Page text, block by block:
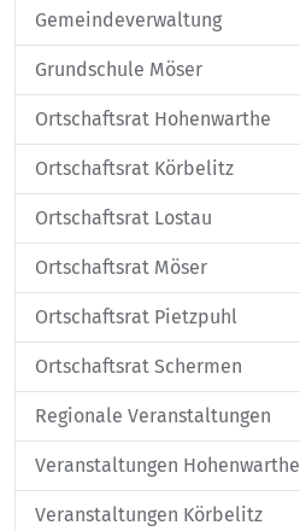
Gemeindeverwaltung
Grundschule Möser
Ortschaftsrat Hohenwarthe
Ortschaftsrat Körbelitz
Ortschaftsrat Lostau
Ortschaftsrat Möser
Ortschaftsrat Pietzpuhl
Ortschaftsrat Schermen
Regionale Veranstaltungen
Veranstaltungen Hohenwarthe
Veranstaltungen Körbelitz